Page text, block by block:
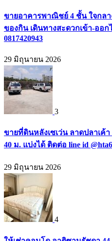
ขายอาคารพาณิชย์ 4 ชั้น ใจกล
ของกิน เดินทางสะดวกเข้า-ออก
0817420943
29 มิถุนายน 2026
3
ขายที่ดินหลังเซเว่น ลาดปลาเค้า
40 ม. แบ่งได้ ติดต่อ line id
29 มิถุนายน 2026
4